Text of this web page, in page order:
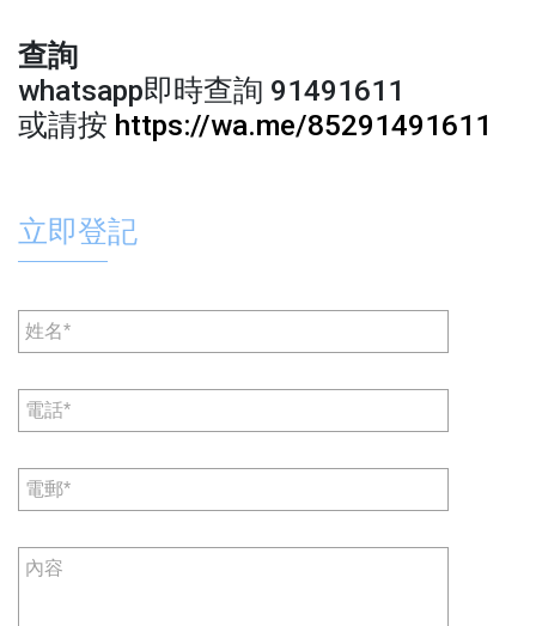
查詢
whatsapp即時查詢 91491611
或請按 https://wa.me/85291491611
立即登記